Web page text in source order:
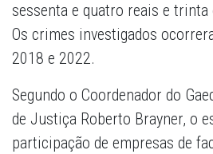
sessenta e quatro reais e trinta
Os crimes investigados
2018 e 2022.
Segundo o Coordenador do
de Justiça Roberto Brayner, o
participação de empresas de